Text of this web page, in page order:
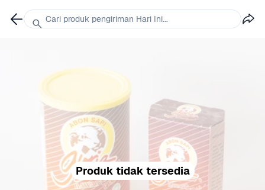
Produk tidak tersedia
Cari produk pengiriman Hari Ini...